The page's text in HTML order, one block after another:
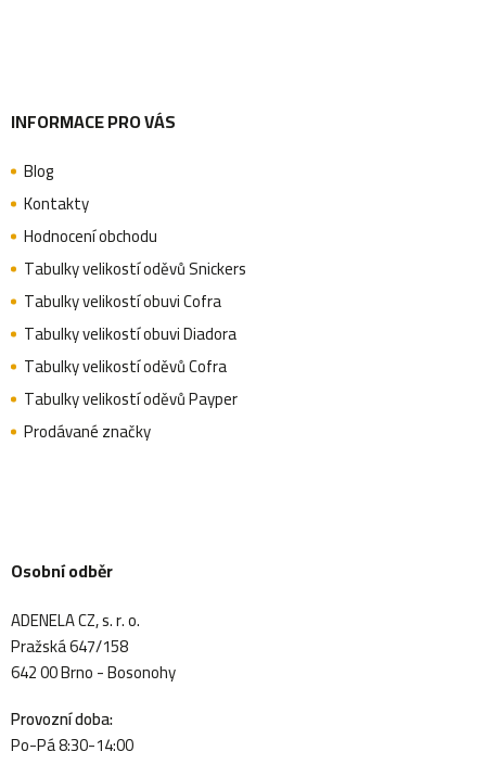
INFORMACE PRO VÁS
Blog
Kontakty
Hodnocení obchodu
Tabulky velikostí oděvů Snickers
Tabulky velikostí obuvi Cofra
Tabulky velikostí obuvi Diadora
Tabulky velikostí oděvů Cofra
Tabulky velikostí oděvů Payper
Prodávané značky
Osobní odběr
ADENELA CZ, s. r. o.
Pražská 647/158
642 00 Brno - Bosonohy
Provozní doba:
Po-Pá 8:30-14:00